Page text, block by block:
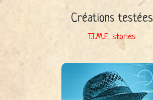
Créations testées
T.I.M.E. stories